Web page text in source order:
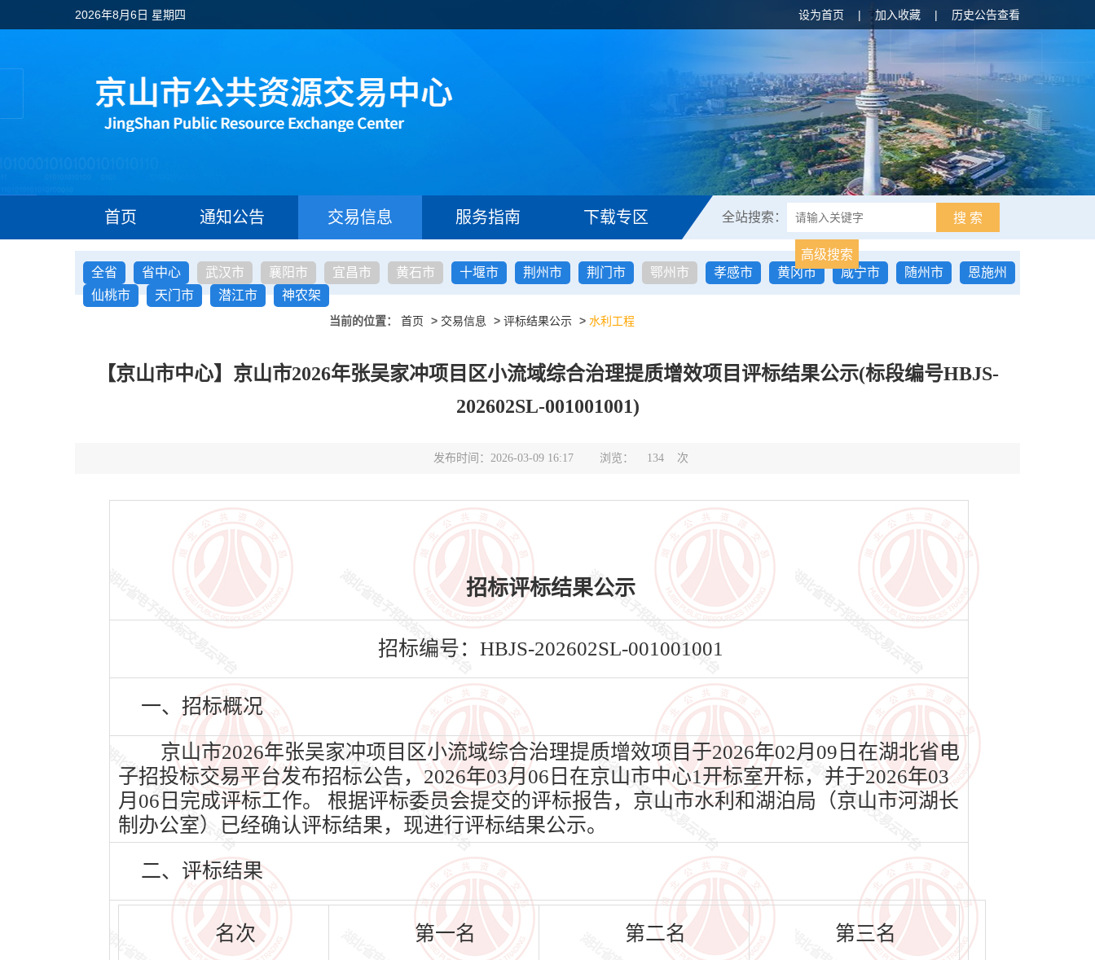
2026年8月6日 星期四 设为首页 | 加入收藏 | 历史公告查看
首页 通知公告 交易信息 服务指南 下载专区 全站搜索： 搜 索
高级搜索
全省
省中心 武汉市 襄阳市 宜昌市 黄石市 十堰市 荆州市 荆门市 鄂州市 孝感市 黄冈市 咸宁市 随州市
恩施州
仙桃市
天门市 潜江市 神农架
当前的位置： 首页 > 交易信息 > 评标结果公示 > 水利工程
【京山市中心】京山市2026年张吴家冲项目区小流域综合治理提质增效项目评标结果公示(标段编号HBJS-
202602SL-001001001)
发布时间：2026-03-09 16:17 浏览： 134 次
招标评标结果公示
招标编号：HBJS-202602SL-001001001
一、招标概况
京山市2026年张吴家冲项目区小流域综合治理提质增效项目于2026年02月09日在湖北省电
子招投标交易平台发布招标公告，2026年03月06日在京山市中心1开标室开标，并于2026年03
月06日完成评标工作。 根据评标委员会提交的评标报告，京山市水利和湖泊局（京山市河湖长
制办公室）已经确认评标结果，现进行评标结果公示。
二、评标结果
名次 第一名 第二名 第三名